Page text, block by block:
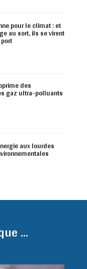
pour le climat : et
au sort, ils se virent
des
gaz ultra-polluants
aux lourdes
...